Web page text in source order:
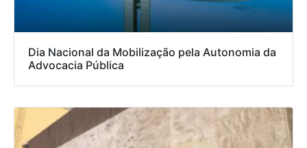
Dia Nacional da Mobilização pela Autonomia da
Advocacia Pública